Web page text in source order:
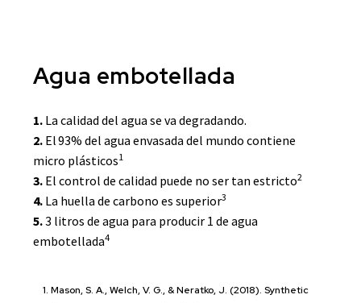
Agua embotellada
1. La calidad del agua se va degradando.
2. El 93% del agua envasada del mundo contiene
micro plásticos1
3. El control de calidad puede no ser tan estricto2
4. La huella de carbono es superior3
5.3 litros de agua para producir 1 de agua
embotellada4
1. Mason, S. A., Welch, V. G., & Neratko, J. (2018). Synthetic